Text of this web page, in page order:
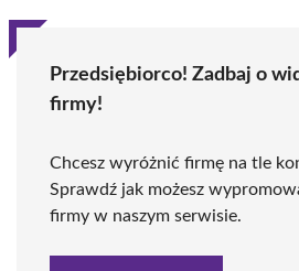
Przedsiębiorco! Zadbaj o
firmy!
Chcesz wyróżnić firmę na tle
Sprawdź jak możesz
firmy w naszym serwisie.